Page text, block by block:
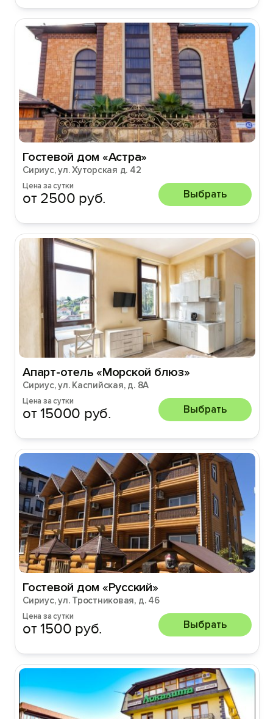
Гостевой дом «Астра»
Сириус, ул. Хуторская д. 42
Цена за сутки
от 2500 руб. Выбрать
Апарт-отель «Морской блюз»
Сириус, ул. Каспийская, д. 8А
Цена за сутки
от 15000 руб. Выбрать
Гостевой дом «Русский»
Сириус, ул. Тростниковая, д. 46
Цена за сутки
от 1500 руб. Выбрать